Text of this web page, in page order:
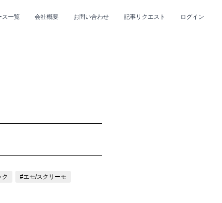
ス一覧 会社概要 お問い合わせ 記事リクエスト ログイン
#R&B/ソウル
ク #エモ/スクリーモ